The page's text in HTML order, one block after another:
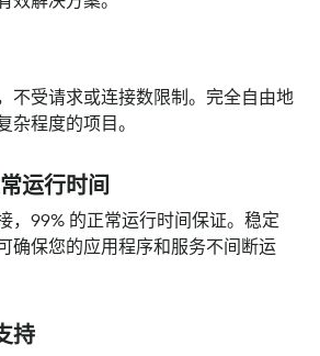
不受请求或连接数限制。完全自由地
杂程度的项目。
运行时间
，99% 的正常运行时间保证。稳定
确保您的应用程序和服务不间断运
持